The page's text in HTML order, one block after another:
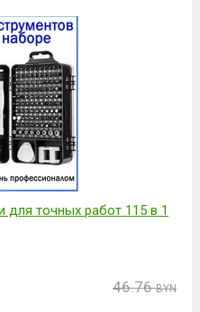
точных работ 115 в 1
46.76 BYN